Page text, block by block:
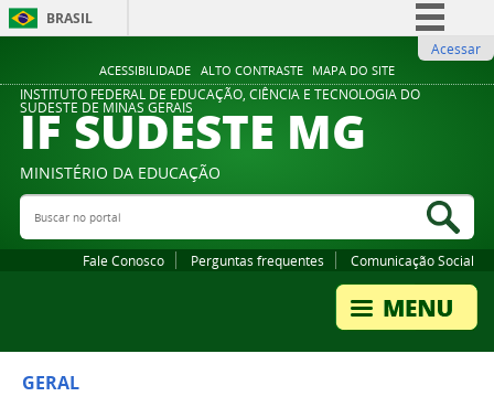
ACESSIBILIDADE ALTO CONTRASTE MAPA DO SITE
BRASIL
Comunica BR
Participe
Legislação
Acessar
INSTITUTO FEDERAL DE EDUCAÇÃO, CIÊNCIA E TECNOLOGIA DO
SUDESTE DE MINAS GERAIS
IF SUDESTE MG
MINISTÉRIO DA EDUCAÇÃO
Buscar no portal
Fale Conosco Perguntas frequentes Comunicação Social
GERAL